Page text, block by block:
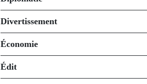
Divertissement
Économie
Édit